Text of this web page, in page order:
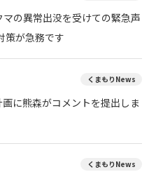
の異常出没を受けての緊急声
策が急務です
くまもりNews
に熊森がコメントを提出しま
くまもりNews